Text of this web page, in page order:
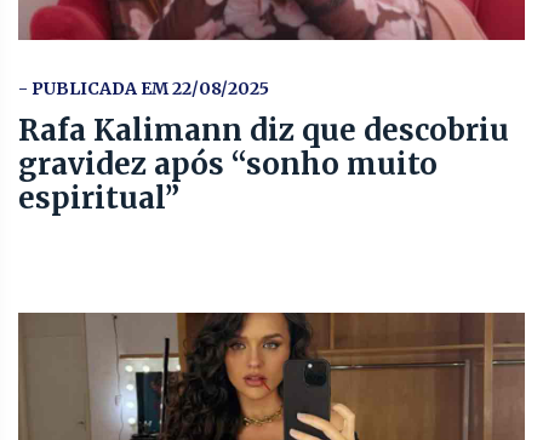
- PUBLICADA EM 22/08/2025
Rafa Kalimann diz que descobriu
gravidez após “sonho muito
espiritual”